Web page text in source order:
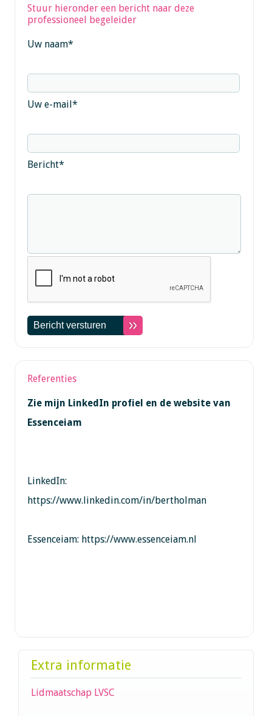
Stuur hieronder een bericht naar deze
professioneel begeleider
Uw naam*
Uw e-mail*
Bericht*
Referenties
Zie mijn LinkedIn profiel en de website van
Essenceiam
LinkedIn:
https://www.linkedin.com/in/bertholman
Essenceiam: https://www.essenceiam.nl
Extra informatie
Lidmaatschap LVSC